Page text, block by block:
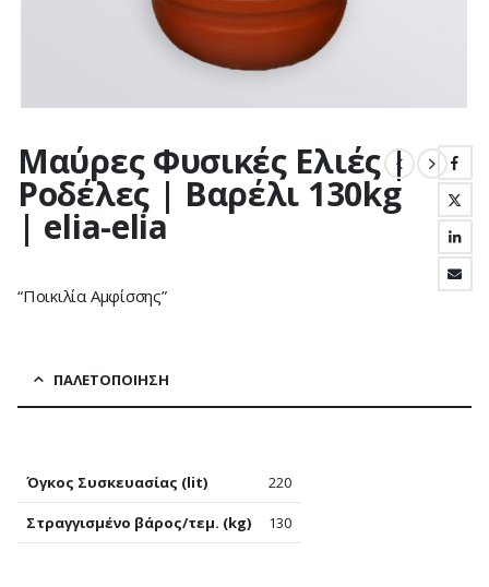
Μαύρες Φυσικές Ελιές |
Ροδέλες | Βαρέλι 130kg
| elia-elia
“Ποικιλία Αμφίσσης”
ΠΑΛΕΤΟΠΟΊΗΣΗ
Όγκος Συσκευασίας (lit) 220
Στραγγισμένο βάρος/τεμ. (kg) 130